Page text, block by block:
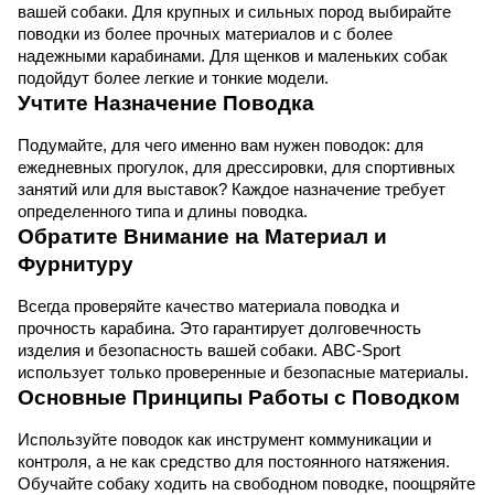
вашей собаки. Для крупных и сильных пород выбирайте
поводки из более прочных материалов и с более
надежными карабинами. Для щенков и маленьких собак
подойдут более легкие и тонкие модели.
Учтите Назначение Поводка
Подумайте, для чего именно вам нужен поводок: для
ежедневных прогулок, для дрессировки, для спортивных
занятий или для выставок? Каждое назначение требует
определенного типа и длины поводка.
Обратите Внимание на Материал и
Фурнитуру
Всегда проверяйте качество материала поводка и
прочность карабина. Это гарантирует долговечность
изделия и безопасность вашей собаки. ABC-Sport
использует только проверенные и безопасные материалы.
Основные Принципы Работы с Поводком
Используйте поводок как инструмент коммуникации и
контроля, а не как средство для постоянного натяжения.
Обучайте собаку ходить на свободном поводке, поощряйте